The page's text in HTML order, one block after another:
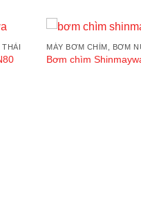
to
THẢI MÁY BƠM CHÌM, BƠM
Bơm chìm